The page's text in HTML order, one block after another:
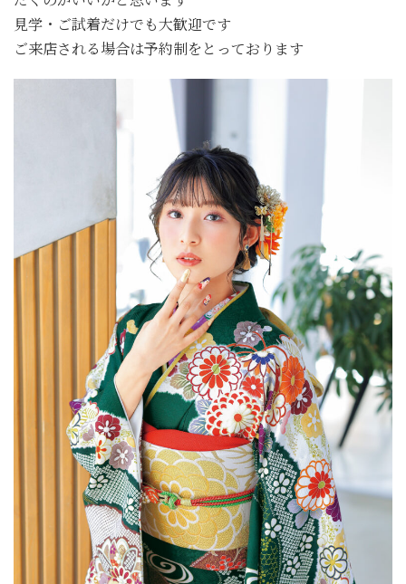
見学・ご試着だけでも大歓迎です
ご来店される場合は予約制をとっております